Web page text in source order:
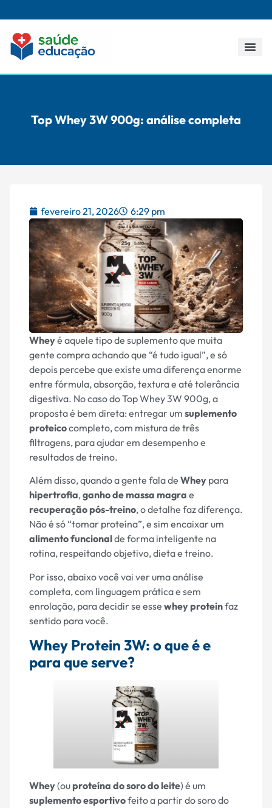
Top Whey 3W 900g: análise completa
fevereiro 21, 2026 6:29 pm
Wheyé aquele tipo de suplemento que muita
gente compra achando que “é tudo igual”, e só
depois percebe que existe uma diferença enorme
entre fórmula, absorção, textura e até tolerância
digestiva. No caso do Top Whey 3W 900g, a
proposta é bem direta: entregar um suplemento
proteicocompleto, com mistura de três
filtragens, para ajudar em desempenho e
resultados de treino.
Além disso, quando a gente fala de Whey para
hipertrofia,ganho de massa magra e
recuperação pós-treino, o detalhe faz diferença.
Não é só “tomar proteína”, e sim encaixar um
alimento funcionalde forma inteligente na
rotina, respeitando objetivo, dieta e treino.
Por isso, abaixo você vai ver uma análise
completa, com linguagem prática e sem
enrolação, para decidir se esse whey proteinfaz
sentido para você.
Whey Protein 3W: o que é e
para que serve?
Whey(ouproteína do soro do leite) é um
suplemento esportivofeito a partir do soro do